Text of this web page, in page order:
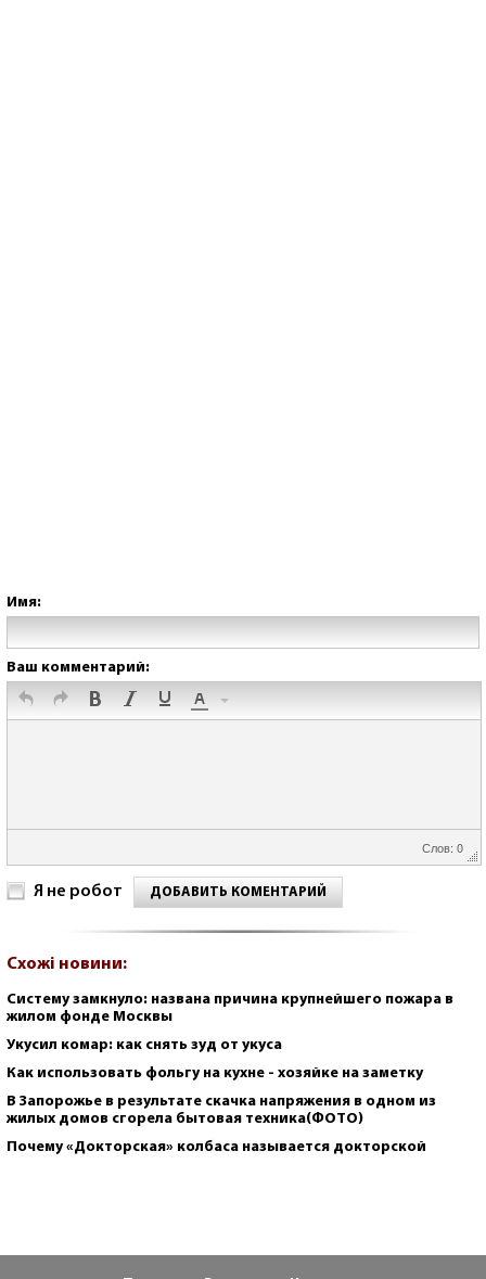
Имя:
Ваш комментарий:
Слов: 0
Я не робот ДОБАВИТЬ КОМЕНТАРИЙ
Схожі новини:
Систему замкнуло: названа причина крупнейшего пожара в
жилом фонде Москвы
Укусил комар: как снять зуд от укуса
Как использовать фольгу на кухне - хозяйке на заметку
В Запорожье в результате скачка напряжения в одном из
жилых домов сгорела бытовая техника(ФОТО)
Почему «Докторская» колбаса называется докторской